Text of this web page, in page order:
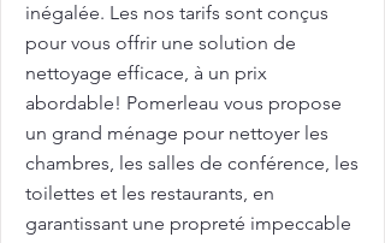
inégalée. Les nos tarifs sont conçus
pour vous offrir une solution de
nettoyage efficace, à un prix
abordable! Pomerleau vous propose
un grand ménage pour nettoyer les
chambres, les salles de conférence, les
toilettes et les restaurants, en
garantissant une propreté impeccable